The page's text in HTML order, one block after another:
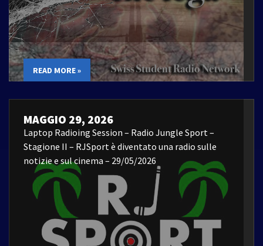
READ MORE »
MAGGIO 29, 2026
Laptop Radioing Session – Radio Jungle Sport –
Stagione II – RJSport è diventato una radio sulle
notizie e sul cinema – 29/05/2026